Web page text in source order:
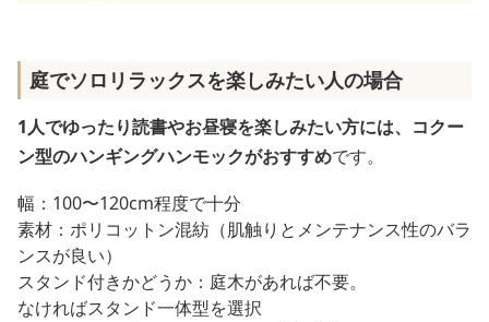
庭でソロリラックスを楽しみたい人の場合
1人でゆったり読書やお昼寝を楽しみたい方には、コクー
ン型のハンギングハンモックがおすすめです。
幅：100〜120cm程度で十分
素材：ポリコットン混紡（肌触りとメンテナンス性のバラ
ンスが良い）
スタンド付きかどうか：庭木があれば不要。
なければスタンド一体型を選択